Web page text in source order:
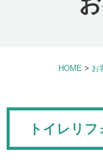
HOME > お
トイレリ